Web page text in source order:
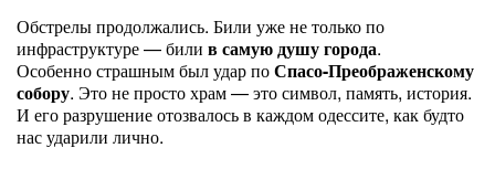
Обстрелы продолжались. Били уже не только по
инфраструктуре — били в самую душу города.
Особенно страшным был удар поСпасо-Преображенскому
собору. Это не просто храм — это символ, память, история.
И его разрушение отозвалось в каждом одессите, как будто
нас ударили лично.